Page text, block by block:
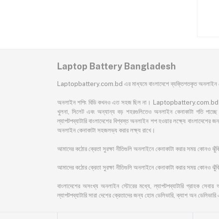
Laptop Battery Bangladesh
Laptopbattery.com.bd এর মাধ্যমে বাংলাদেশে ব্যক্তিগতকৃত অনলাইন
অনলাইন শপিং বিডি কখনও এত সহজ ছিল না। Laptopbattery.com.bd
খুলনা, সিলেট এবং অন্যান্য বড় শহরগুলিতেও অনলাইন কেনাকাটা গতি
ল্যাপটপব্যাটারি বাংলাদেশের বিশ্বস্ত অনলাইন শপ হওয়ার লক্ষ্যে
অনলাইন কেনাকাটা সহজলভ্য করার লক্ষ্য রাখে।
আমাদের কঠোর ক্রেতা সুরক্ষা নীতিগুলি অনলাইনে কেনাকাটা করার সময়
আমাদের কঠোর ক্রেতা সুরক্ষা নীতিগুলি অনলাইনে কেনাকাটা করার সময় কোনও ঝুঁকি
বাংলাদেশের অসংখ্য অনলাইন স্টোরের মধ্যে, ল্যাপটপব্যাটারি গ্রাহক
ল্যাপটপব্যাটারি সারা দেশের ক্রেতাদের জন্য হোম ডেলিভারি, ক্যাশ অন